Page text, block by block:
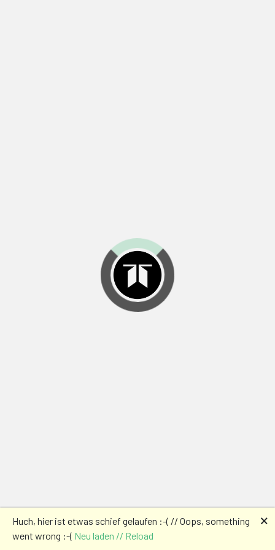
Huch, hier ist etwas schief gelaufen :-( // Oops, something
went wrong :-( Neu laden // Reload
🗙